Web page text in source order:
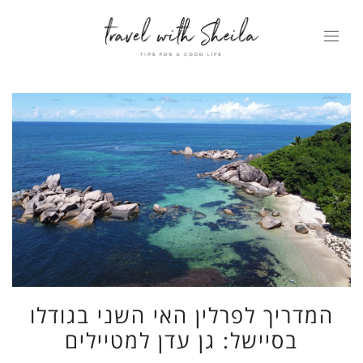
המדריך לפרלין האי השני בגודלו
בסיישל: גן עדן למטיילים